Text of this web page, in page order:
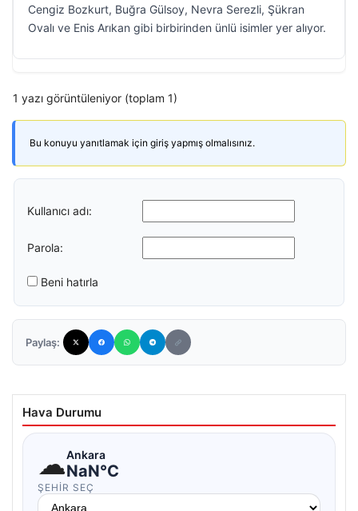
Cengiz Bozkurt, Buğra Gülsoy, Nevra Serezli, Şükran
Ovalı ve Enis Arıkan gibi birbirinden ünlü isimler yer alıyor.
1 yazı görüntüleniyor (toplam 1)
Bu konuyu yanıtlamak için giriş yapmış olmalısınız.
Kullanıcı adı:
Parola:
Beni hatırla
Paylaş:
Hava Durumu
☁Ankara
NaN°C
ŞEHIR SEÇ